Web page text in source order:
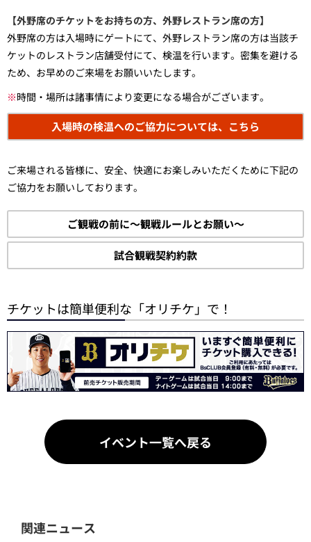
【外野席のチケットをお持ちの方、外野レストラン席の方】
外野席の方は入場時にゲートにて、外野レストラン席の方は当該チ
ケットのレストラン店舗受付にて、検温を行います。密集を避ける
ため、お早めのご来場をお願いいたします。
※時間・場所は諸事情により変更になる場合がございます。
入場時の検温へのご協力については、こちら
ご来場される皆様に、安全、快適にお楽しみいただくために下記の
ご協力をお願いしております。
ご観戦の前に～観戦ルールとお願い～
試合観戦契約約款
チケットは簡単便利な「オリチケ」で！
イベント一覧へ戻る
関連ニュース